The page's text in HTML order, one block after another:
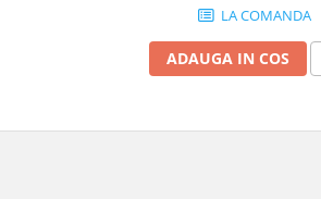
LA COMANDA
ADAUGA IN COS